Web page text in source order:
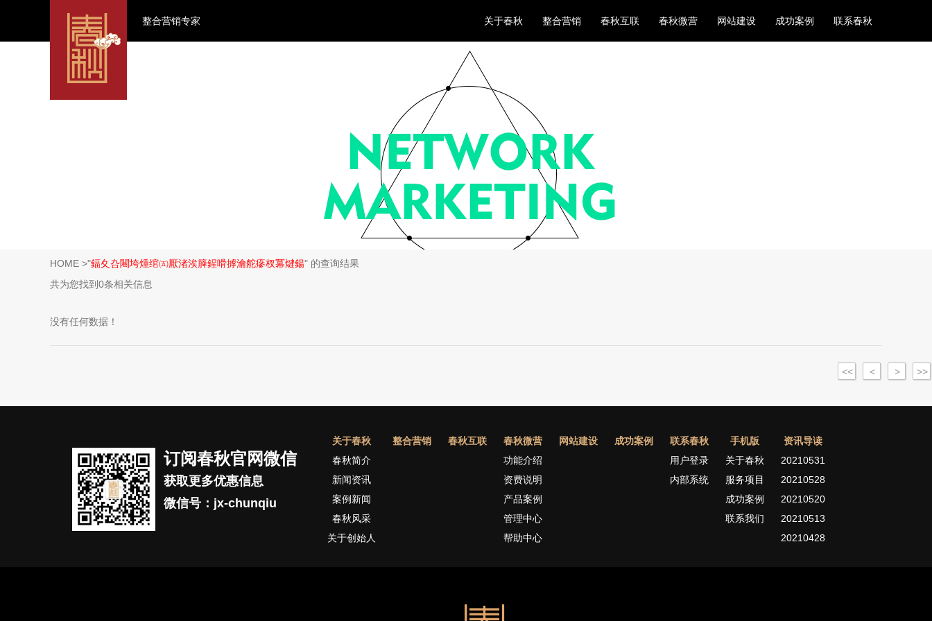
整合营销专家 联系春秋
成功案例
网站建设
春秋微营
春秋互联
整合营销
关于春秋
HOME >"鍢夊叴闀垮煄绾㈤厭渚涘簲鍟嗗摢瀹舵瘮杈冪煡鍚" 的查询结果
共为您找到0条相关信息
没有任何数据！
<< < > >>
订阅春秋官网微信
获取更多优惠信息
微信号：jx-chunqiu
关于春秋
春秋简介
新闻资讯
案例新闻
春秋风采
关于创始人
整合营销 春秋互联
春秋微营
功能介绍
资费说明
产品案例
管理中心
帮助中心
网站建设 成功案例
联系春秋
用户登录
内部系统
手机版
关于春秋
服务项目
成功案例
联系我们
资讯导读
20210531
20210528
20210520
20210513
20210428